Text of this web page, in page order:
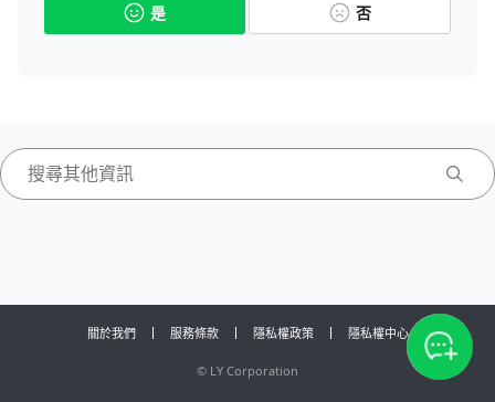
是 否
關於我們 服務條款 隱私權政策 隱私權中心
© LY Corporation